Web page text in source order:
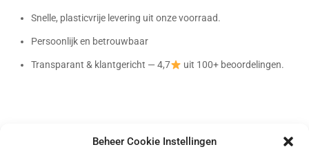
Beheer Cookie Instellingen
Snelle, plasticvrije levering uit onze voorraad.
Persoonlijk en betrouwbaar
Transparant & klantgericht — 4,7 uit 100+ beoordelingen.